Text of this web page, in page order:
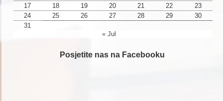
17
18 19 20 21 22
23
24
25 26 27 28 29
30
31
« Jul
Posjetite nas na Facebooku